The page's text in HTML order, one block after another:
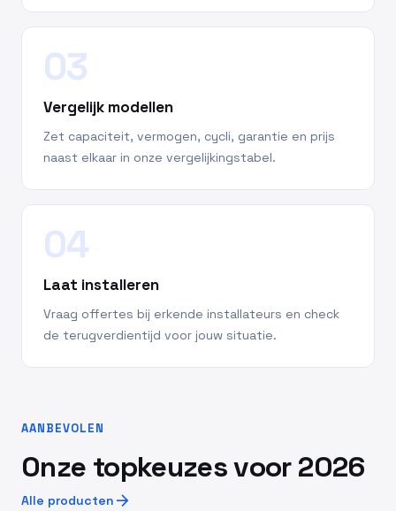
03
Vergelijk modellen
Zet capaciteit, vermogen, cycli, garantie en prijs
naast elkaar in onze vergelijkingstabel.
04
Laat installeren
Vraag offertes bij erkende installateurs en check
de terugverdientijd voor jouw situatie.
AANBEVOLEN
Onze topkeuzes voor 2026
Alle producten arrow_forward